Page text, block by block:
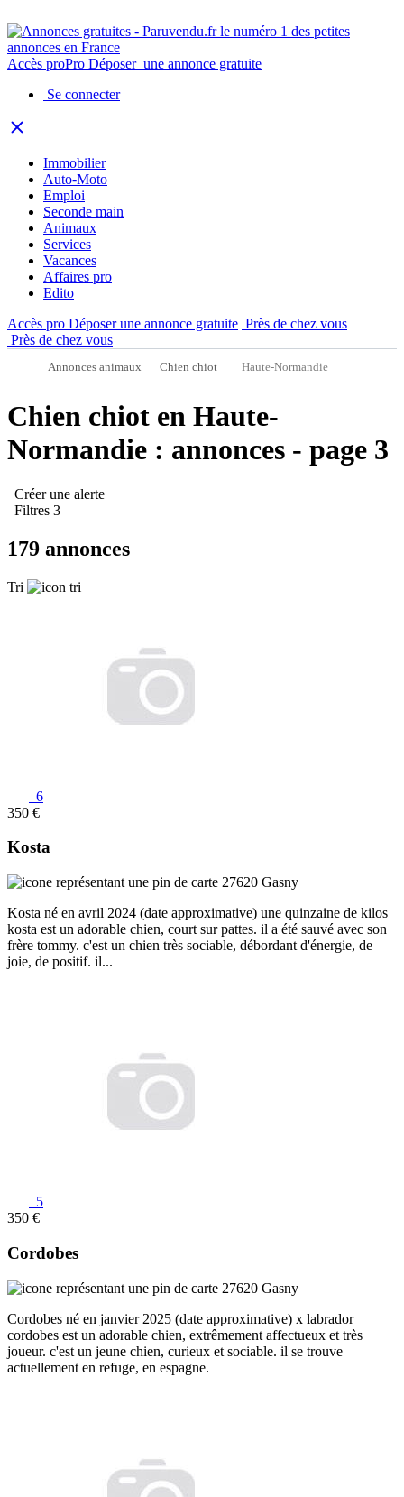
Accès proPro Déposer une annonce gratuite
Se connecter
Immobilier
Auto-Moto
Emploi
Seconde main
Animaux
Services
Vacances
Affaires pro
Edito
Accès pro Déposer une annonce gratuite Près de chez vous
Près de chez vous
Annonces animaux Chien chiot Haute-Normandie
Chien chiot en Haute-
Normandie : annonces - page 3
Créer une alerte
Filtres 3
179 annonces
Tri
6
350 €
Kosta
27620 Gasny
Kosta né en avril 2024 (date approximative) une quinzaine de kilos
kosta est un adorable chien, court sur pattes. il a été sauvé avec son
frère tommy. c'est un chien très sociable, débordant d'énergie, de
joie, de positif. il...
5
350 €
Cordobes
27620 Gasny
Cordobes né en janvier 2025 (date approximative) x labrador
cordobes est un adorable chien, extrêmement affectueux et très
joueur. c'est un jeune chien, curieux et sociable. il se trouve
actuellement en refuge, en espagne.